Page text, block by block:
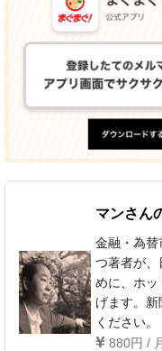
マンさん
金融・為
つ著者が、
めに、ホッ
げます。
ください。
880円 /